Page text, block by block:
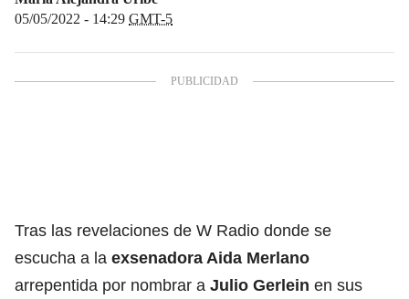
05/05/2022 - 14:29 GMT-5
Tras las revelaciones de W Radio donde se
escucha a la exsenadora Aida Merlano
arrepentida por nombrar a Julio Gerlein en sus